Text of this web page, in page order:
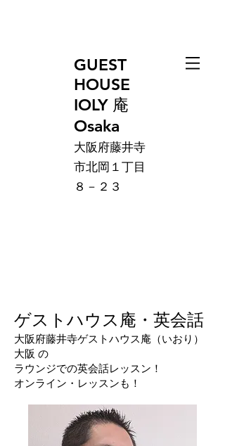
GUEST
HOUSE
IOLY 庵
Osaka
大阪府藤井寺
市北岡１丁目
８－２３
ゲストハウス庵・英会話
大阪府藤井寺ゲストハウス庵（いおり）
大阪 の
ラウンジでの英会話レッスン！
オンライン・レッスンも！